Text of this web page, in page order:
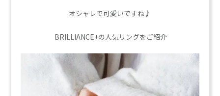
オシャレで可愛いですね♪
BRILLIANCE+の人気リングをご紹介